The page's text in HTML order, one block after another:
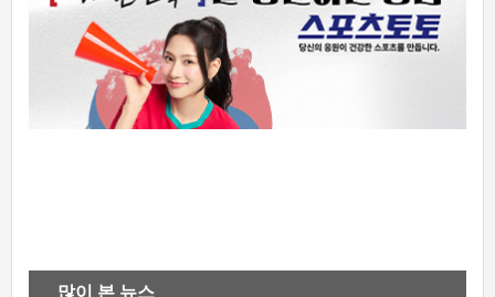
많이 본 뉴스